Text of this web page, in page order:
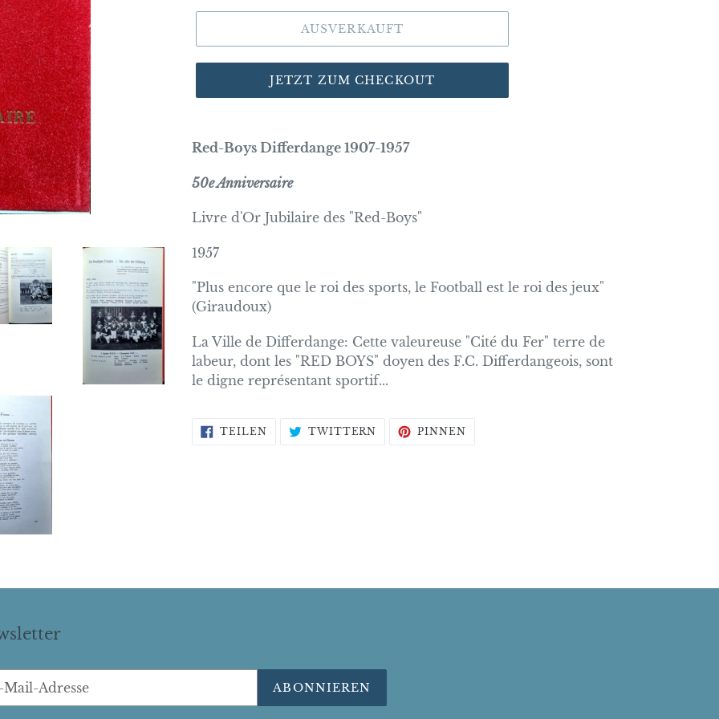
AUSVERKAUFT
JETZT ZUM CHECKOUT
Red-Boys Differdange 1907-1957
50e Anniversaire
Livre d'Or Jubilaire des "Red-Boys"
1957
"Plus encore que le roi des sports, le Football est le roi des jeux"
(Giraudoux)
La Ville de Differdange: Cette valeureuse "Cité du Fer" terre de
labeur, dont les "RED BOYS" doyen des F.C. Differdangeois, sont
le digne représentant sportif...
TEILENAUF
FACEBOOK
TWITTERN AUF
TWITTER
PINNEN
ABONNIEREN